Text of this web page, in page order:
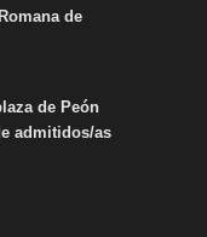
de
de Peón
admitidos/as